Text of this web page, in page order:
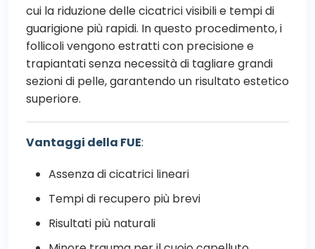
cui la riduzione delle cicatrici visibili e tempi di
guarigione più rapidi. In questo procedimento, i
follicoli vengono estratti con precisione e
trapiantati senza necessità di tagliare grandi
sezioni di pelle, garantendo un risultato estetico
superiore.
Vantaggi della FUE:
Assenza di cicatrici lineari
Tempi di recupero più brevi
Risultati più naturali